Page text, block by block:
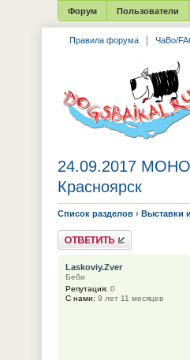
Форум Пользователи
Правила форума ЧаВо/
24.09.2017
Красноярск
Список разделов › Выставки
Ответить
Laskoviy.Zver
Беби
Репутация: 0
С нами: 9 лет 11 месяцев